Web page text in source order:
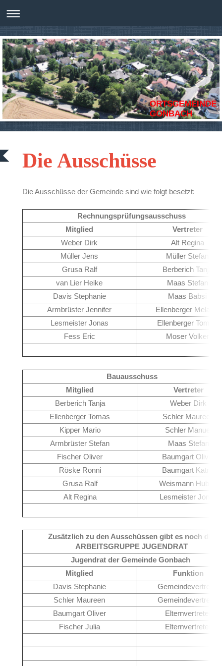
ORTSGEMEINDE
GONBACH
Die Ausschüsse
Die Ausschüsse der Gemeinde sind wie folgt besetzt:
Rechnungsprüfungsausschuss
Mitglied
Vertreter
Weber Dirk
Alt Regina
Müller Jens
Müller Stefan
Grusa Ralf
Berberich Tanja
van Lier Heike
Maas Stefan
Davis Stephanie
Maas Babsi
Armbrüster Jennifer
Ellenberger Melanie
Lesmeister Jonas
Ellenberger Tomas
Fess Eric
Moser Volker
Bauausschuss
Mitglied
Vertreter
Berberich Tanja
Weber Dirk
Ellenberger Tomas
Schler Maureen
Kipper Mario
Schler Manuel
Armbrüster Stefan
Maas Stefan
Fischer Oliver
Baumgart Oliver
Röske Ronni
Baumgart Katrin
Grusa Ralf
Weismann Hubert
Alt Regina
Lesmeister Jonas
Zusätzlich zu den Ausschüssen gibt es noch die
ARBEITSGRUPPE JUGENDRAT
Jugendrat der Gemeinde Gonbach
Mitglied
Funktion
Davis Stephanie
Gemeindevertreter
Schler Maureen
Gemeindevertreter
Baumgart Oliver
Elternvertreter
Fischer Julia
Elternvertreter